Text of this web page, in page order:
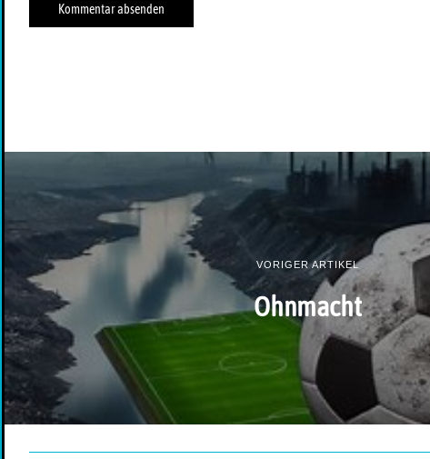
VORIGER ARTIKEL
Ohnmacht